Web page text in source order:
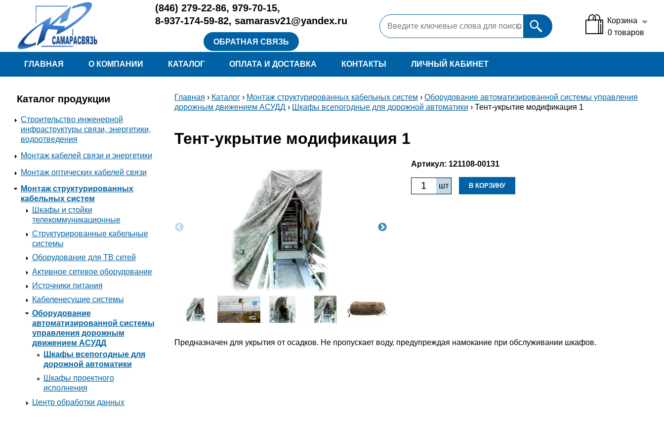
Перейти к основному содержанию (846) 279-22-86,979-70-15,
8-937-174-59-82,samarasv21@yandex.ru
ОБРАТНАЯ СВЯЗЬ
Корзина
0 товаров
Меню
ГЛАВНАЯ О КОМПАНИИ КАТАЛОГ ОПЛАТА И ДОСТАВКА КОНТАКТЫ ЛИЧНЫЙ КАБИНЕТ
Каталог продукции
Строительство инженерной
инфраструктуры связи, энергетики,
водоотведения
Монтаж кабелей связи и энергетики
Монтаж оптических кабелей связи
Монтаж структурированных
кабельных систем
Шкафы и стойки
телекоммуникационные
Структурированные кабельные
системы
Оборудование для ТВ сетей
Активное сетевое оборудование
Источники питания
Кабеленесущие системы
Оборудование
автоматизированной системы
управления дорожным
движением АСУДД
Шкафы всепогодные для
дорожной автоматики
Шкафы проектного
исполнения
Центр обработки данных
Вы здесь
Главная › Каталог› Монтаж структурированных кабельных систем › Оборудование автоматизированной системы управления
дорожным движением АСУДД› Шкафы всепогодные для дорожной автоматики › Тент-укрытие модификация 1
Тент-укрытие модификация 1
Артикул: 121108-00131
Предназначен для укрытия от осадков. Не пропускает воду, предупреждая намокание при обслуживании шкафов.